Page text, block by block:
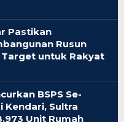
Pastikan
Rusun
untuk Rakyat
BSPS Se-
Kendari, Sultra
Unit Rumah